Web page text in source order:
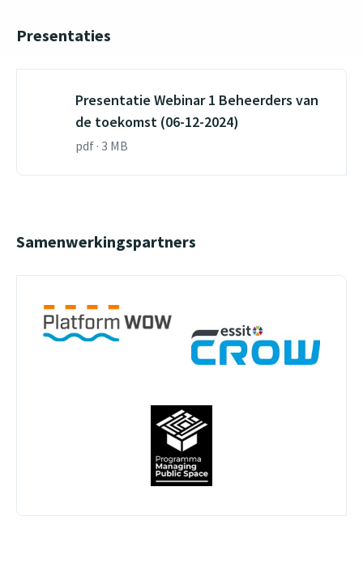
Presentaties
Presentatie Webinar 1 Beheerders van
de toekomst (06-12-2024)
pdf · 3 MB
Samenwerkingspartners